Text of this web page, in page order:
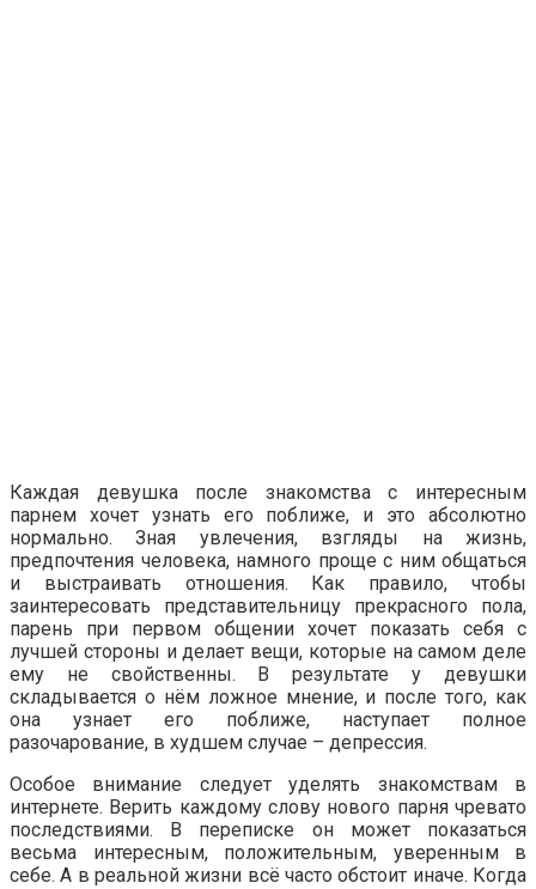
Каждая девушка после знакомства с интересным
парнем хочет узнать его поближе, и это абсолютно
нормально. Зная увлечения, взгляды на жизнь,
предпочтения человека, намного проще с ним общаться
и выстраивать отношения. Как правило, чтобы
заинтересовать представительницу прекрасного пола,
парень при первом общении хочет показать себя с
лучшей стороны и делает вещи, которые на самом деле
ему не свойственны. В результате у девушки
складывается о нём ложное мнение, и после того, как
она узнает его поближе, наступает полное
разочарование, в худшем случае – депрессия.
Особое внимание следует уделять знакомствам в
интернете. Верить каждому слову нового парня чревато
последствиями. В переписке он может показаться
весьма интересным, положительным, уверенным в
себе. А в реальной жизни всё часто обстоит иначе. Когда